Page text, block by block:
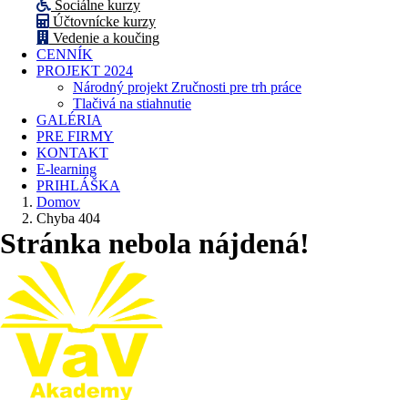
Sociálne kurzy
Účtovnícke kurzy
Vedenie a koučing
CENNÍK
PROJEKT 2024
Národný projekt Zručnosti pre trh práce
Tlačivá na stiahnutie
GALÉRIA
PRE FIRMY
KONTAKT
E-learning
PRIHLÁŠKA
Domov
Chyba 404
Stránka nebola nájdená!